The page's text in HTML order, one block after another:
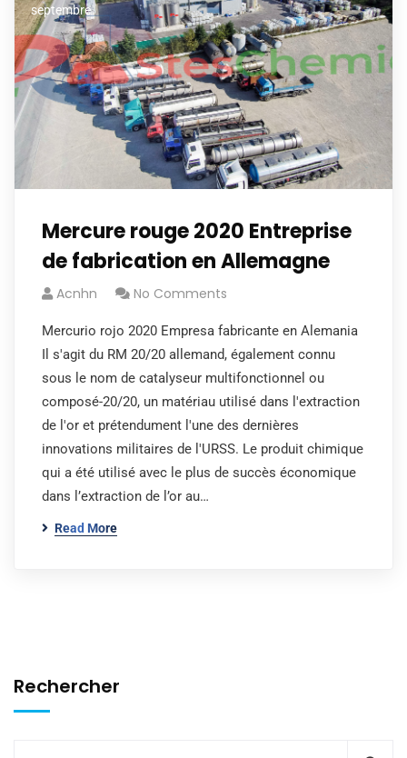
septembre
Mercure rouge 2020 Entreprise
de fabrication en Allemagne
Acnhn No Comments
Mercurio rojo 2020 Empresa fabricante en Alemania
Il s'agit du RM 20/20 allemand, également connu
sous le nom de catalyseur multifonctionnel ou
composé-20/20, un matériau utilisé dans l'extraction
de l'or et prétendument l'une des dernières
innovations militaires de l'URSS. Le produit chimique
qui a été utilisé avec le plus de succès économique
dans l’extraction de l’or au…
Read More
Rechercher